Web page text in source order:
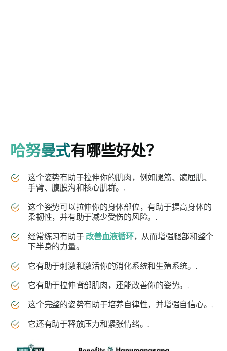
哈努曼式有哪些好处？
这个姿势有助于拉伸你的肌肉，例如腿筋、髋屈肌、
手臂、腹股沟和核心肌群。.
这个姿势可以拉伸你的身体部位，有助于提高身体的
柔韧性，并有助于减少受伤的风险。.
经常练习有助于 改善血液循环，从而增强腿部和整个
下半身的力量。
它有助于刺激和激活你的消化系统和生殖系统。.
它有助于拉伸背部肌肉，还能改善你的姿势。.
这个完整的姿势有助于培养自律性，并增强自信心。.
它还有助于释放压力和紧张情绪。.